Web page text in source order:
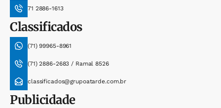
71 2886-1613
Classificados
(71) 99965-8961
(71) 2886-2683 / Ramal 8526
classificados@grupoatarde.com.br
Publicidade